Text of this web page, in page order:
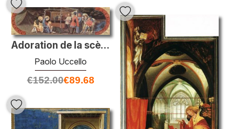
Adoration de la scène des trois rois
Paolo Uccello
€152.00€89.68